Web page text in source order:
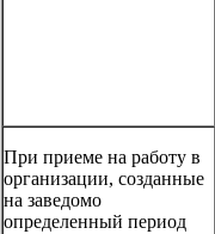
При приеме на работу в
организации, созданные
на заведомо
определенный период